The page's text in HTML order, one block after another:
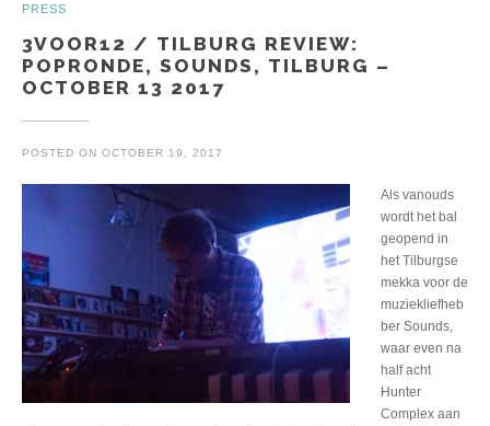
PRESS
3VOOR12 / TILBURG REVIEW:
POPRONDE, SOUNDS, TILBURG –
OCTOBER 13 2017
POSTED ON OCTOBER 19, 2017
Als vanouds
wordt het bal
geopend in
het Tilburgse
mekka voor de
muziekliefheb
ber Sounds,
waar even na
half acht
Hunter
Complex aan